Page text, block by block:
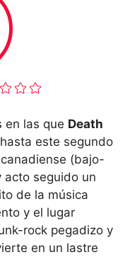
en las que Death
este segundo
(bajo-
acto seguido un
de la música
y el lugar
rock pegadizo y
en un lastre